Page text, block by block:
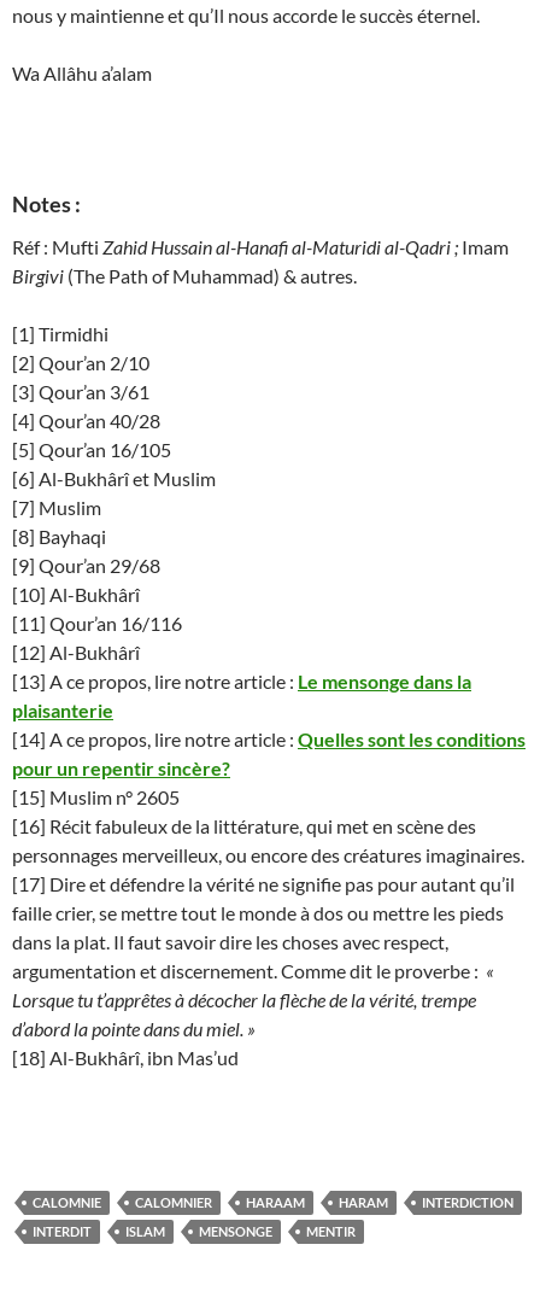
nous y maintienne et qu’Il nous accorde le succès éternel.
Wa Allâhu a’alam
Notes :
Réf : Mufti Zahid Hussain al-Hanafi al-Maturidi al-Qadri ; Imam
Birgivi (The Path of Muhammad) & autres.
[1] Tirmidhi
[2] Qour’an 2/10
[3] Qour’an 3/61
[4] Qour’an 40/28
[5] Qour’an 16/105
[6] Al-Bukhârî et Muslim
[7] Muslim
[8] Bayhaqi
[9] Qour’an 29/68
[10] Al-Bukhârî
[11] Qour’an 16/116
[12] Al-Bukhârî
[13] A ce propos, lire notre article : Le mensonge dans la
plaisanterie
[14] A ce propos, lire notre article : Quelles sont les conditions
pour un repentir sincère?
[15] Muslim n° 2605
[16] Récit fabuleux de la littérature, qui met en scène des
personnages merveilleux, ou encore des créatures imaginaires.
[17] Dire et défendre la vérité ne signifie pas pour autant qu’il
faille crier, se mettre tout le monde à dos ou mettre les pieds
dans la plat. Il faut savoir dire les choses avec respect,
argumentation et discernement. Comme dit le proverbe : «
Lorsque tu t’apprêtes à décocher la flèche de la vérité, trempe
d’abord la pointe dans du miel. »
[18] Al-Bukhârî, ibn Mas’ud
CALOMNIE CALOMNIER HARAAM HARAM
INTERDICTION
INTERDIT
ISLAM MENSONGE MENTIR